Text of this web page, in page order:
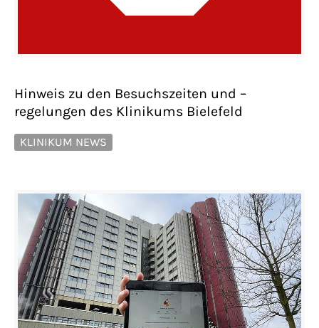
Hinweis zu den Besuchszeiten und –
regelungen des Klinikums Bielefeld
KLINIKUM NEWS